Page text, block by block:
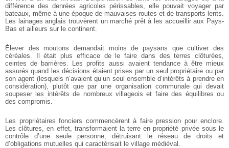
différence des denrées agricoles périssables, elle pouvait voyager par
bateaux, même à une époque de mauvaises routes et de transports lents.
Les lainages anglais trouvèrent un marché prêt à les accueillir aux Pays-
Bas et ailleurs sur le continent.
Élever des moutons demandait moins de paysans que cultiver des
céréales. Il était plus efficace de le faire dans des terres clôturées,
ceintes de barrières. Les profits aussi avaient tendance à être mieux
assurés quand les décisions étaient prises par un seul propriétaire ou par
son agent (lesquels n’avaient qu’un seul ensemble d’intérêts à prendre en
considération), plutôt que par une organisation communale qui devait
soupeser les intérêts de nombreux villageois et faire des équilibres ou
des compromis.
Les propriétaires fonciers commencèrent à faire pression pour enclore.
Les clôtures, en effet, transformaient la terre en propriété privée sous le
contrôle d’une seule personne, détruisant le réseau de droits et
d’obligations mutuelles qui caractérisait le village médiéval.